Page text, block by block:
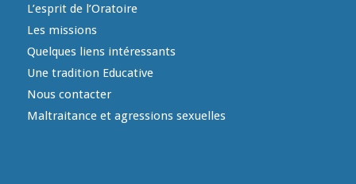
L’esprit de l’Oratoire
Les missions
Quelques liens intéressants
Une tradition Educative
Nous contacter
Maltraitance et agressions sexuelles